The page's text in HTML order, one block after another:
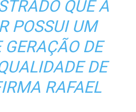
QUE A
POSSUI UM
DE
DE
RAFAEL